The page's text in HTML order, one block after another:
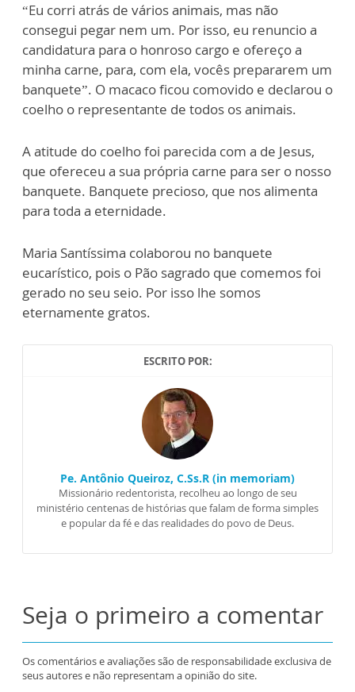
“Eu corri atrás de vários animais, mas não
consegui pegar nem um. Por isso, eu renuncio a
candidatura para o honroso cargo e ofereço a
minha carne, para, com ela, vocês prepararem um
banquete”. O macaco ficou comovido e declarou o
coelho o representante de todos os animais.
A atitude do coelho foi parecida com a de Jesus,
que ofereceu a sua própria carne para ser o nosso
banquete. Banquete precioso, que nos alimenta
para toda a eternidade.
Maria Santíssima colaborou no banquete
eucarístico, pois o Pão sagrado que comemos foi
gerado no seu seio. Por isso lhe somos
eternamente gratos.
ESCRITO POR:
Pe. Antônio Queiroz, C.Ss.R (in memoriam)
Missionário redentorista, recolheu ao longo de seu
ministério centenas de histórias que falam de forma simples
e popular da fé e das realidades do povo de Deus.
Seja o primeiro a comentar
Os comentários e avaliações são de responsabilidade exclusiva de
seus autores e não representam a opinião do site.